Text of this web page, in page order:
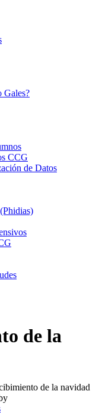
Gales?
CCG
de Datos
de la
de la navidad